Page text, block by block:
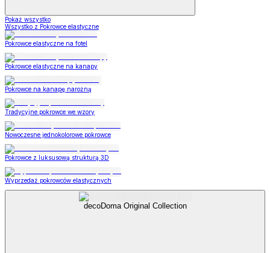
Pokaż wszystko
Wszystko z Pokrowce elastyczne
Pokrowce elastyczne na fotel
Pokrowce elastyczne na kanapy
Pokrowce na kanapę narożną
Tradycyjne pokrowce we wzory
Nowoczesne jednokolorowe pokrowce
Pokrowce z luksusową strukturą 3D
Wyprzedaż pokrowców elastycznych
decoDoma Original Collection